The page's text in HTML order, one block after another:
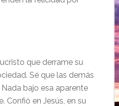
que derrame su
Sé que las demás
bajo esa aparente
Confió en Jesús, en su